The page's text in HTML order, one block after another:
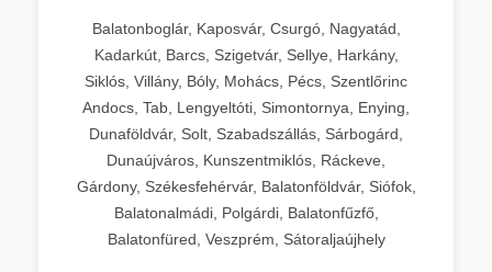
Balatonboglár, Kaposvár, Csurgó, Nagyatád,
Kadarkút, Barcs, Szigetvár, Sellye, Harkány,
Siklós, Villány, Bóly, Mohács, Pécs, Szentlőrinc
Andocs, Tab, Lengyeltóti, Simontornya, Enying,
Dunaföldvár, Solt, Szabadszállás, Sárbogárd,
Dunaújváros, Kunszentmiklós, Ráckeve,
Gárdony, Székesfehérvár, Balatonföldvár, Siófok,
Balatonalmádi, Polgárdi, Balatonfűzfő,
Balatonfüred, Veszprém, Sátoraljaújhely